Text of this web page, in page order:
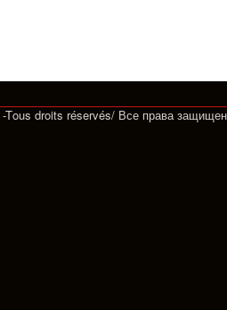
Tous droits réservés/ Все права